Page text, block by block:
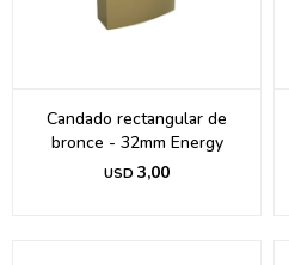
Candado rectangular de
bronce - 32mm Energy
USD 3,00